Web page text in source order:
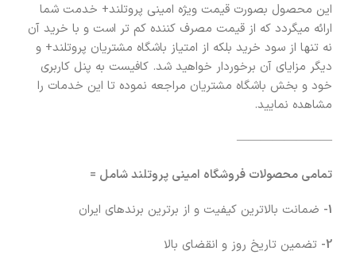
این محصول بصورت قیمت ویژه امینی پروتلند+ خدمت شما
ارائه میگردد که از قیمت مصرف کننده کم تر است و با خرید آن
نه تنها از سود خرید بلکه از امتیاز باشگاه مشتریان پروتلند+ و
دیگر مزایای آن برخوردار خواهید شد. کافیست به پنل کاربری
خود و بخش باشگاه مشتریان مراجعه نموده تا این خدمات را
مشاهده نمایید.
————————
تمامی محصولات فروشگاه امینی پروتلند شامل =
1- ضمانت بالاترین کیفیت و از برترین برندهای ایران
2- تضمین تاریخ روز و انقضای بالا